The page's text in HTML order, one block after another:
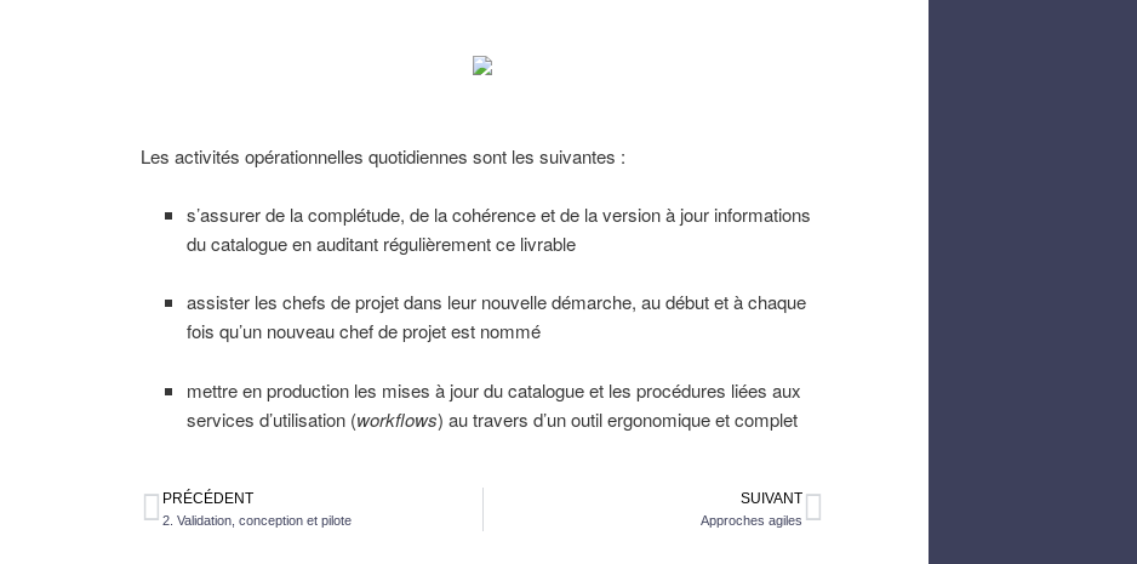
Les activités opérationnelles quotidiennes sont les suivantes :
s’assurer de la complétude, de la cohérence et de la version à jour informations
du catalogue en auditant régulièrement ce livrable
assister les chefs de projet dans leur nouvelle démarche, au début et à chaque
fois qu’un nouveau chef de projet est nommé
mettre en production les mises à jour du catalogue et les procédures liées aux
services d’utilisation (workflows) au travers d’un outil ergonomique et complet
PRÉCÉDENT
2. Validation, conception et pilote
SUIVANT
Approches agiles